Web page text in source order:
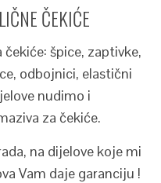
ČEKIĆE
špice, zaptivke,
odbojnici, elastični
nudimo i
za čekiće.
na dijelove koje mi
Vam daje garanciju !